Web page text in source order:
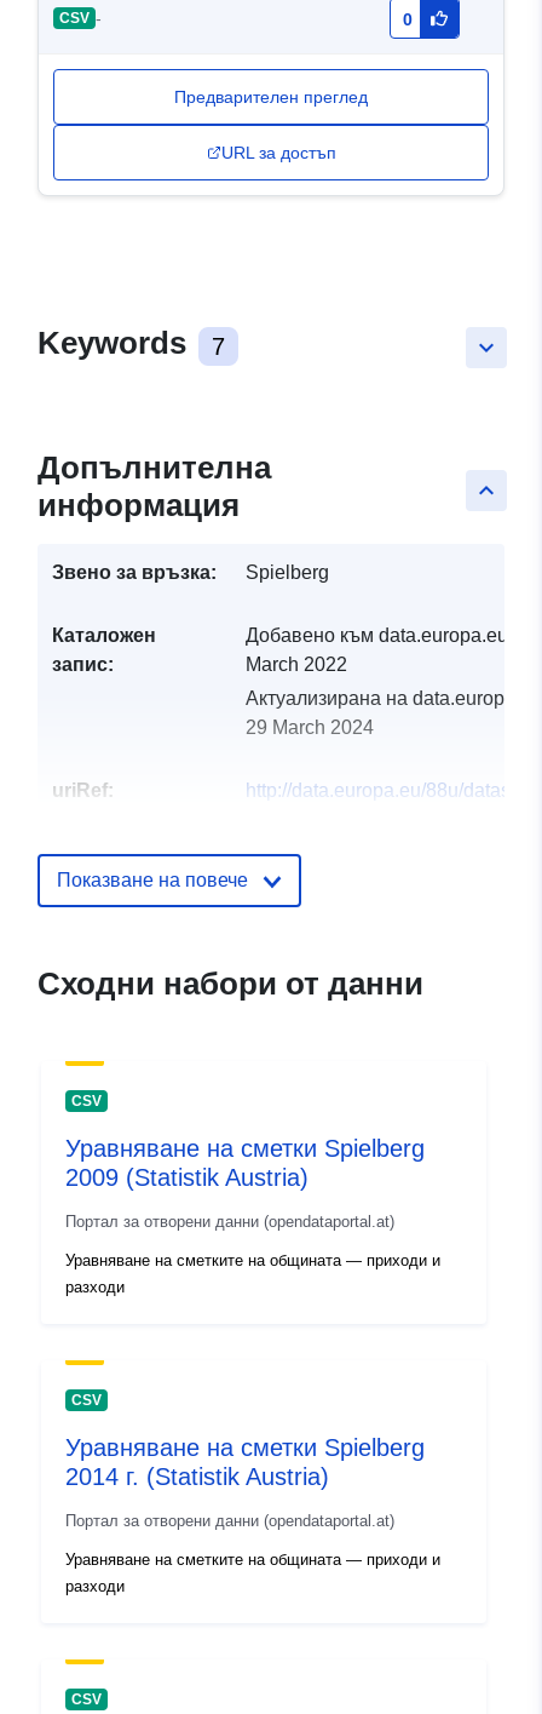
CSV - 0
Предварителен преглед
URL за достъп
keyboard_arrow_down
Keywords 7
keyboard_arrow_up
Допълнителна
информация
Звено за връзка: Spielberg
Каталожен
запис:
Добавено към data.europa.eu:
March 2022
Актуализирана на
29 March 2024
uriRef:
http://data.europa.eu/88u/
Показване на повече
Сходни набори от данни
CSV
Уравняване на сметки Spielberg
2009 (Statistik Austria)
Портал за отворени данни (opendataportal.at)
Уравняване на сметките на общината — приходи и
разходи
CSV
Уравняване на сметки Spielberg
2014 г. (Statistik Austria)
Портал за отворени данни (opendataportal.at)
Уравняване на сметките на общината — приходи и
разходи
CSV